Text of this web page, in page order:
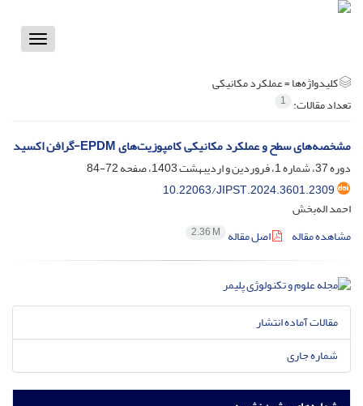
Toggle
کلیدواژه‌ها =عملکرد مکانیکی
تعداد مقالات: 1
مشخصه‌های سطح و عملکرد مکانیکی کامپوزیت‌های EPDM-گرافن اکسید
دوره 37، شماره 1، فروردین و اردیبهشت 1403، صفحه
72-84
10.22063/JIPST.2024.3601.2309
احمد اله‌بخش
مشاهده مقاله
اصل مقاله 2.36 M
مقالات آماده انتشار
شماره جاری